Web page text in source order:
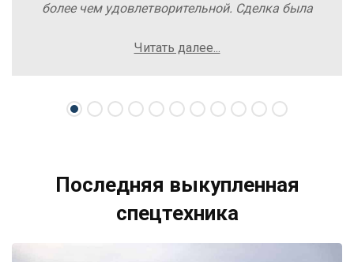
более чем удовлетворительной. Сделка была
осложнений. Рекомендую компанию Excavator
свою спецтехнику.
Читать далее...
Последняя выкупленная
спецтехника